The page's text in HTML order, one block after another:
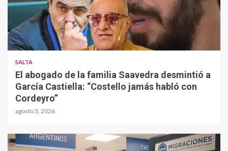
SALTA
El abogado de la familia Saavedra desmintió a
García Castiella: “Costello jamás habló con
Cordeyro”
agosto 3, 2026